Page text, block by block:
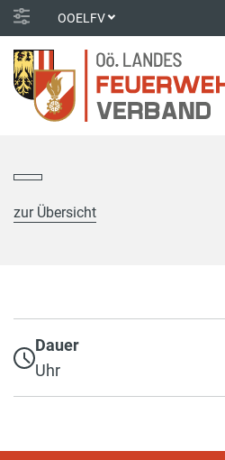
OOELFV
zur Übersicht
Dauer
Uhr